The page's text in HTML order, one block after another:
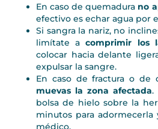
En caso de quemadura no
efectivo es echar agua por
Si sangra la nariz, no
limítate acomprimir los
colocar hacia delante
expulsar la sangre.
En caso de fractura o de
muevas la zona afectada.
bolsa de hielo sobre la
minutos para adormecerla
médico.